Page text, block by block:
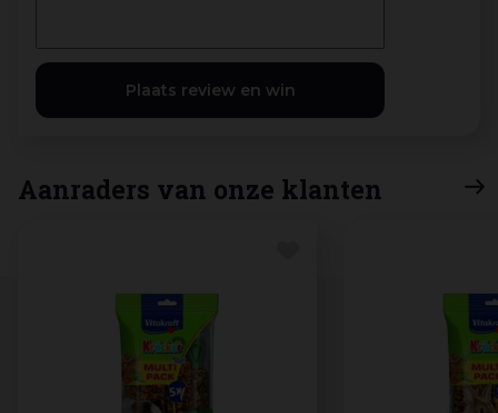
Aanraders van onze klanten